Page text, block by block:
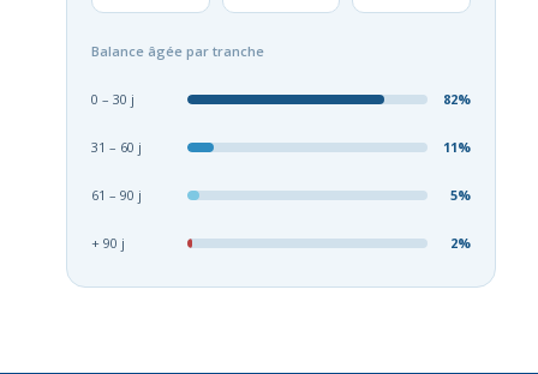
Balance âgée par tranche
0 – 30 j 82%
31 – 60 j 11%
61 – 90 j 5%
+ 90 j 2%